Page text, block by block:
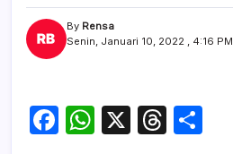
By Rensa
Senin, Januari 10, 2022 , 4:16 PM
F
W X
T